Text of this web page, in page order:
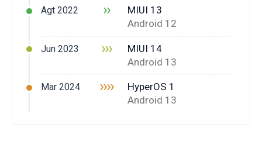
Agt 2022 ››
MIUI 13
Android 12
Jun 2023 ›››
MIUI 14
Android 13
Mar 2024 ››››
HyperOS 1
Android 13